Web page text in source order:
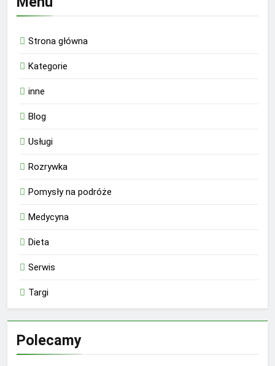
Strona główna
Kategorie
inne
Blog
Usługi
Rozrywka
Pomysły na podróże
Medycyna
Dieta
Serwis
Targi
Polecamy